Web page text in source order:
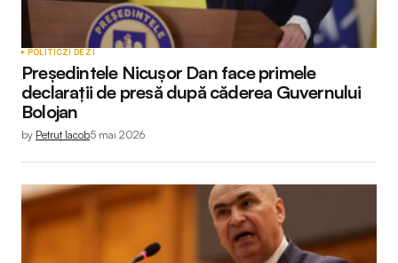
POLITICZI DE ZI
Președintele Nicușor Dan face primele
declarații de presă după căderea Guvernului
Bolojan
by Petruț Iacob5 mai 2026